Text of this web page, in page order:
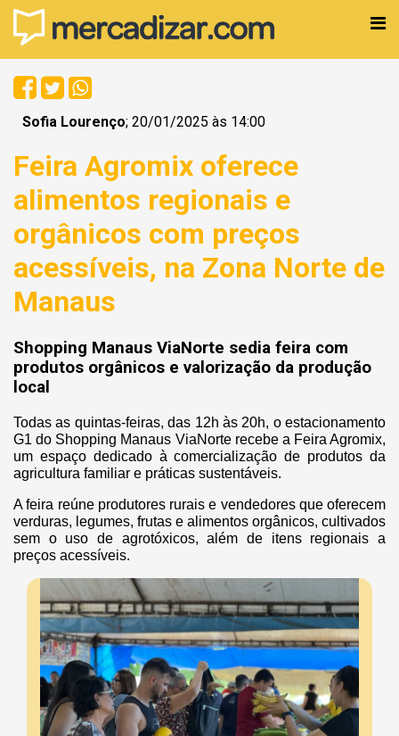
Sofia Lourenço; 20/01/2025 às 14:00
Feira Agromix oferece
alimentos regionais e
orgânicos com preços
acessíveis, na Zona Norte de
Manaus
Shopping Manaus ViaNorte sedia feira com
produtos orgânicos e valorização da produção
local
Todas as quintas-feiras, das 12h às 20h, o estacionamento
G1 do Shopping Manaus ViaNorte recebe a Feira Agromix,
um espaço dedicado à comercialização de produtos da
agricultura familiar e práticas sustentáveis.
A feira reúne produtores rurais e vendedores que oferecem
verduras, legumes, frutas e alimentos orgânicos, cultivados
sem o uso de agrotóxicos, além de itens regionais a
preços acessíveis.